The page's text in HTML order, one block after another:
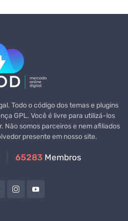
Todo o código dos temas e plugins
GPL. Você é livre para utilizá-los
Não somos parceiros e nem afiliados
presente em nosso site.
65283 Membros